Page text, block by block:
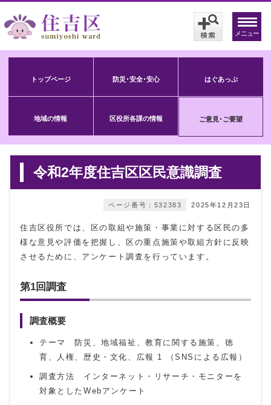
メニュー
トップページ 防災･安全･安心 はぐあっぷ
地域の情報 区役所各課の情報 ご意見･ご要望
令和2年度住吉区区民意識調査
2025年12月23日
ページ番号：532383
住吉区役所では、区の取組や施策・事業に対する区民の多
様な意見や評価を把握し、区の重点施策や取組方針に反映
させるために、アンケート調査を行っています。
第1回調査
調査概要
テーマ 防災、地域福祉、教育に関する施策、徳
育、人権、歴史・文化、広報 1 （SNSによる広報）
調査方法 インターネット・リサーチ・モニターを
対象としたWebアンケート